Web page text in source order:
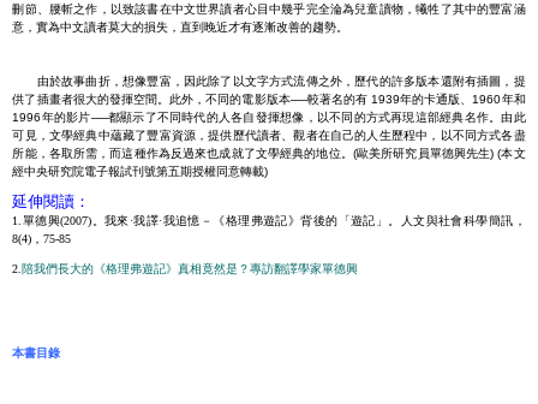
刪節、腰斬之作，以致該書在中文世界讀者心目中幾乎完全淪為兒童讀物，犧牲了其中的豐富涵
意，實為中文讀者莫大的損失，直到晚近才有逐漸改善的趨勢。
由於故事曲折，想像豐富，因此除了以文字方式流傳之外，歷代的許多版本還附有插圖，提
供了插畫者很大的發揮空間。此外，不同的電影版本──較著名的有 1939年的卡通版、1960年和
1996年的影片──都顯示了不同時代的人各自發揮想像，以不同的方式再現這部經典名作。由此
可見，文學經典中蘊藏了豐富資源，提供歷代讀者、觀者在自己的人生歷程中，以不同方式各盡
所能，各取所需，而這種作為反過來也成就了文學經典的地位。(歐美所研究員單德興先生) (本文
經中央研究院電子報試刊號第五期授權同意轉載)
延伸閱讀：
1.單德興(2007)。 我來·我譯·我追憶－《格理弗遊記》背後的「遊記」。人文與社會科學簡訊 ，
8(4)，75-85
2.陪我們長大的《格理弗遊記》真相竟然是？專訪翻譯學家單德興
本書目錄